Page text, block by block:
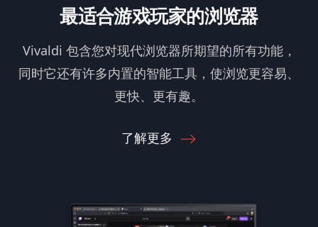
最适合游戏玩家的浏览器
Vivaldi 包含您对现代浏览器所期望的所有功能，
同时它还有许多内置的智能工具，使浏览更容易、
更快、更有趣。
了解更多